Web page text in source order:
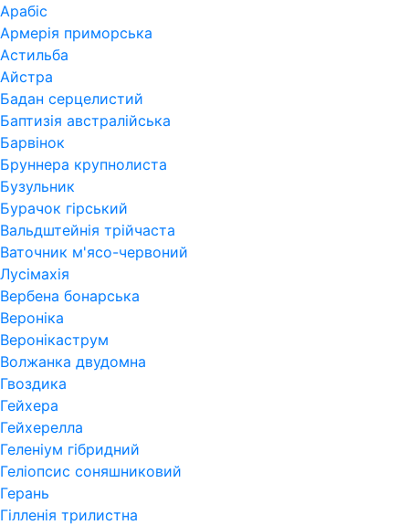
Арабіс
Армерія приморська
Астильба
Айстра
Бадан серцелистий
Баптизія австралійська
Барвінок
Бруннера крупнолиста
Бузульник
Бурачок гірський
Вальдштейнія трійчаста
Ваточник м'ясо-червоний
Лусімахія
Вербена бонарська
Вероніка
Веронікаструм
Волжанка двудомна
Гвоздика
Гейхера
Гейхерелла
Геленіум гібридний
Геліопсис соняшниковий
Герань
Гiлленiя трилистна